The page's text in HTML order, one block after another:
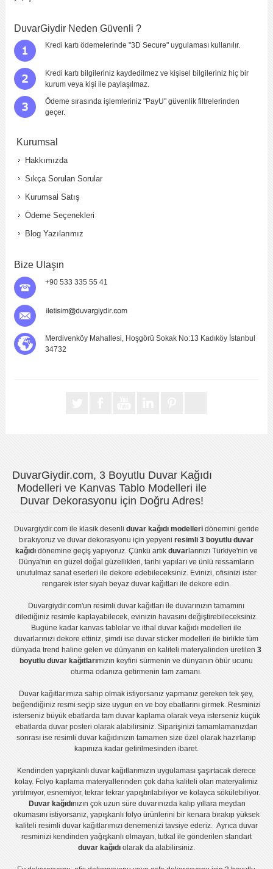
DuvarGiydir Neden Güvenli ?
Kredi kartı ödemelerinde "3D Secure" uygulaması kullanılır.
Kredi kartı bilgileriniz kaydedilmez ve kişisel bilgileriniz hiç bir
kurum veya kişi ile paylaşılmaz.
Ödeme sırasında işlemleriniz "PayU" güvenlik filtrelerinden
geçer.
Kurumsal
Hakkımızda
Sıkça Sorulan Sorular
Kurumsal Satış
Ödeme Seçenekleri
Blog Yazılarımız
Bize Ulaşın
+90 533 335 55 41
Merdivenköy Mahallesi, Hoşgörü Sokak No:13 Kadıköy İstanbul
34732
DuvarGiydir.com, 3 Boyutlu Duvar Kağıdı
Modelleri ve Kanvas Tablo Modelleri ile
Duvar Dekorasyonu için Doğru Adres!
Duvargiydir.comile klasik desenli duvar kağıdı modelleridönemini geride
bırakıyoruz veduvar dekorasyonu için yepyeniresimli 3 boyutlu duvar
kağıdıdönemine geçiş yapıyoruz. Çünkü artık duvarlarınızı Türkiye'nin ve
Dünya'nın en güzel doğal güzellikleri, tarihi yapıları ve ünlü ressamların
unutulmaz sanat eserleri ile dekore edebileceksiniz. Evinizi, ofisinizi ister
rengarek ister siyah beyaz duvar kağıtlarıile dekore edin.
Duvargiydir.com'unresimli duvar kağıtları ile duvarınızın tamamını
dilediğiniz resimle kaplayabilecek, evinizin havasını değiştirebileceksiniz.
Bugüne kadar kanvas tablo lar veithal duvar kağıdı modelleri ile
duvarlarınızı dekore ettiniz, şimdi iseduvar sticker modelleri ile birlikte tüm
dünyada trend haline gelen ve dünyanın en kaliteli materyalinden üretilen 3
boyutlu duvar kağıtlarımızın keyfini sürmenin ve dünyanın öbür ucunu
oturma odanıza getirmenin tam zamanı.
Duvar kağıtlarımıza sahip olmak istiyorsanız yapmanız gereken tek şey,
beğendiğiniz resmi seçip size uygun en ve boy ebatlarını girmek. Resminizi
isterseniz büyük ebatlarda tam duvar kaplamaolarak veya isterseniz küçük
ebatlarda duvar posteri olarak alabilirsiniz. Siparişinizi tamamlamanızdan
sonrası iseresimli duvar kağıdınızın tamamen size özel olarak hazırlanıp
kapınıza kadar getirilmesinden ibaret.
Kendinden yapışkanlı duvar kağıtlarımızın uygulamasışaşırtacak derece
kolay. Folyo kaplama materyallerinden çok daha kaliteli olanmateryalimiz
yırtılmıyor, esnemiyor, tekrar tekrar yapıştırılabiliyor ve kolayca sökülebiliyor.
Duvar kağıdınızın çok uzun süre duvarınızda kalıp yıllara meydan
okumasını istiyorsanız, yapışkanlı folyoürünlerini bir kenara bırakıp yüksek
kaliteli resimli duvar kağıtlarımızı denemenizi tavsiye ederiz. Ayrıca duvar
resminizi kendinden yağışkanlı olmayan, tutkal ile gönderilen standart
duvar kağıdıolarak da alabilirsiniz.